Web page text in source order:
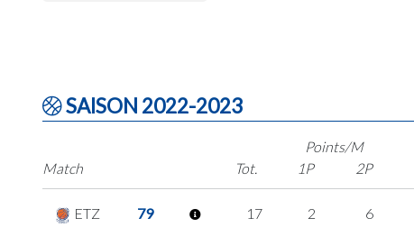
SAISON 2022-2023
Match
Points/M
Tot.
1P 2P
ETZ
79
17 2 6